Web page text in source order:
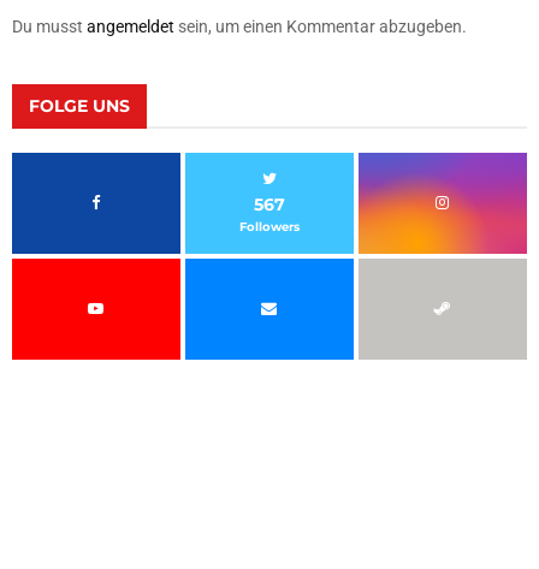
Du musst angemeldet sein, um einen Kommentar abzugeben.
FOLGE UNS
567
Followers